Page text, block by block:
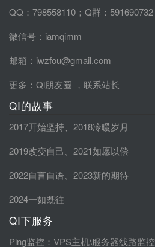
QQ：798558110；Q群：591690732
微信号：iamqimm
邮箱：iwzfou@gmail.com
更多： Qi朋友圈 ， 联系站长
QI的故事
2017开始坚持
2018冷暖岁月
2019改变自己
2021如愿以偿
2022自言自语
2023新的期待
2024一如既往
QI下服务
Ping监控 ：VPS主机\服务器线路监控